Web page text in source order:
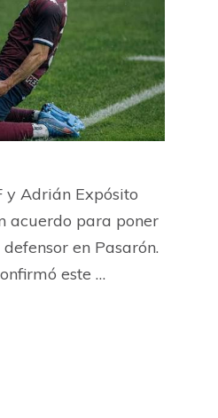
y Adrián Expósito
acuerdo para poner
en Pasarón.
este …